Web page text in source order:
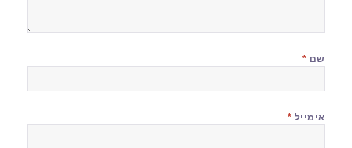
שם *
אימייל *